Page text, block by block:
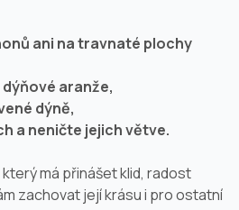
ani na travnaté plochy
aranže,
dýně,
a neničte jejich větve.
má přinášet klid, radost
zachovat její krásu i pro ostatní